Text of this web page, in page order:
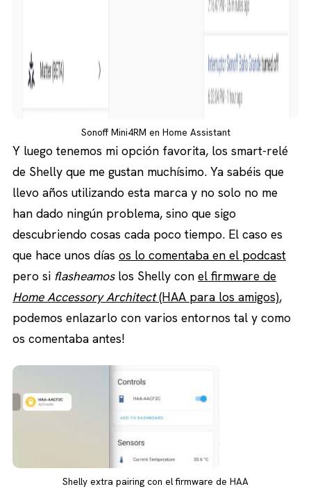
Sonoff Mini4RM en Home Assistant
Y luego tenemos mi opción favorita, los smart-relé
de Shelly que me gustan muchísimo. Ya sabéis que
llevo años utilizando esta marca y no solo no me
han dado ningún problema, sino que sigo
descubriendo cosas cada poco tiempo. El caso es
que hace unos días os lo comentaba en el podcast
pero si flasheamoslos Shelly con el firmware de
Home Accessory Architect(HAA para los amigos),
podemos enlazarlo con varios entornos tal y como
os comentaba antes!
Shelly extra pairing con el firmware de HAA